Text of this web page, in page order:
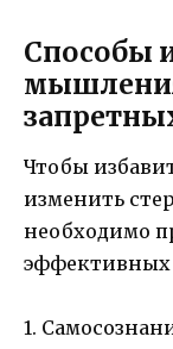
Способы
Чтобы
изменить
необходимо
эффективных
1.